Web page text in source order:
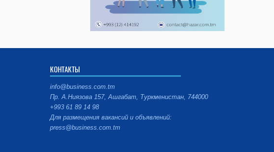
КОНТАКТЫ
info@business.com.tm
Пр. А.Ниязова 157, Ашгабат, Туркменистан, 744000
+993 61 89 14 98
Для размещения вакансий и объявлений:
press@business.com.tm